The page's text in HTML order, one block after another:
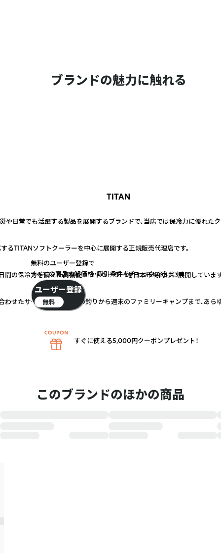
ブランドの魅力に触れる
TITAN
や日常でも活躍する製品を展開するブランドで、当店では保冷力に優れた
るTITANソフトクーラーを中心に展開する正規販売代理店です。
の保冷力を備えた高機能ソフトクーラーを日本市場向けに展開していま
わせたサイズを展開。プロの釣りから週末のファミリーキャンプまで、あら
このブランドのほかの商品
無料のユーザー登録で
すべての商品の卸価格・取引条件をチェックできます！
ユーザー登録
無料
すぐに使える5,000円クーポンプレゼント！